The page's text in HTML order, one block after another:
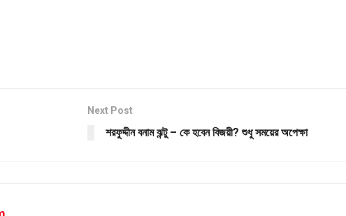
Next Post
শরফুদ্দীন বনাম ঝন্টু – কে হবেন বিজয়ী? শুধু সময়ের অপেক্ষা